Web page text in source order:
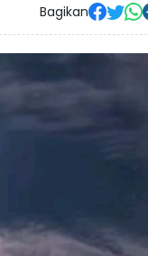
Bagikan